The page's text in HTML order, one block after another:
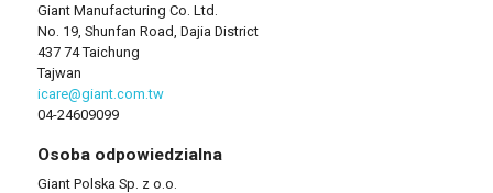
Giant Manufacturing Co. Ltd.
No. 19, Shunfan Road, Dajia District
437 74 Taichung
Tajwan
icare@giant.com.tw
04-24609099
Osoba odpowiedzialna
Giant Polska Sp. z o.o.